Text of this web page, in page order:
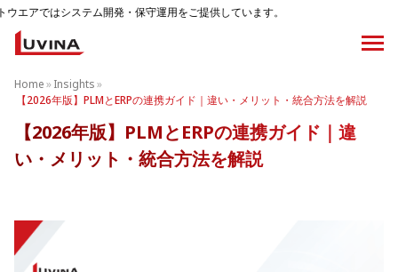
発・保守運用をご提供しています。
Home»Insights»
【2026年版】PLMとERPの連携ガイド｜違い・メリット・統合方法を解説
【2026年版】PLMとERPの連携ガイド｜違
い・メリット・統合方法を解説